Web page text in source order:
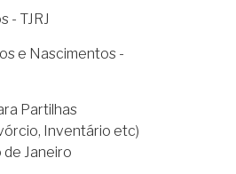
- TJRJ
e Nascimentos -
Partilhas
Inventário etc)
de Janeiro